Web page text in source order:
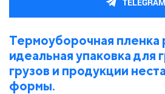
Термоуборочная пленка
идеальная упаковка для
грузов и продукции
формы.